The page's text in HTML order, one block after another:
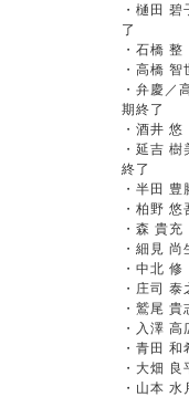
・樋田
了
・石橋
・高橋
・弁慶／
期終了
・酒井
・延吉
終了
・半田
・柏野
・森 貴
・細見
・中北
・庄司
・鷲尾
・入澤
・青田
・大畑
・山本